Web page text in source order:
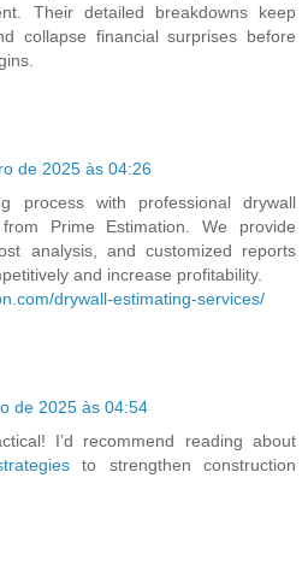
Their detailed breakdowns keep
collapse financial surprises before
de 2025 às 04:26
process with professional drywall
Prime Estimation. We provide
analysis, and customized reports
and increase profitability.
drywall-estimating-services/
de 2025 às 04:54
I’d recommend reading about
to strengthen construction